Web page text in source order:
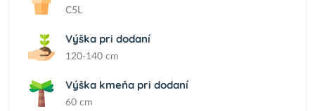
C5L
Výška pri dodaní
120-140 cm
Výška kmeňa pri dodaní
60 cm